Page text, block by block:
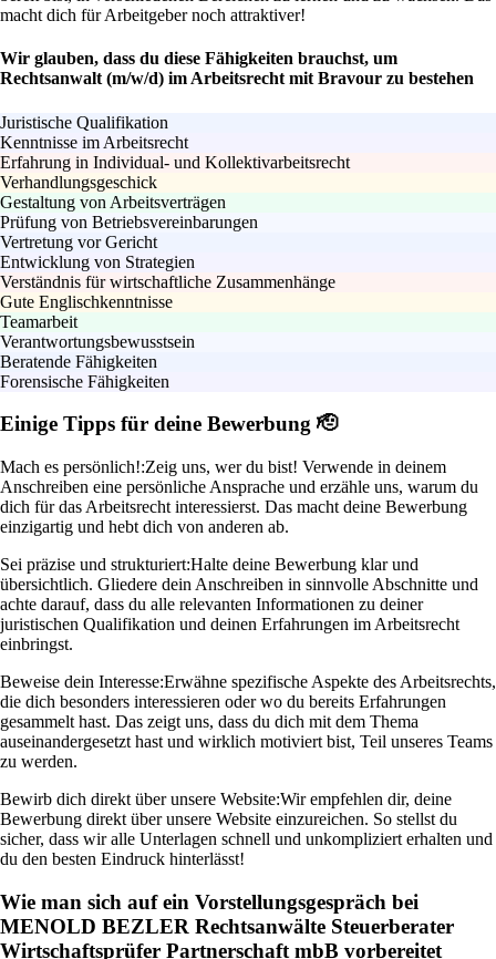
macht dich für Arbeitgeber noch attraktiver!
Wir glauben, dass du diese Fähigkeiten brauchst, um
Rechtsanwalt (m/w/d) im Arbeitsrecht mit Bravour zu bestehen
Juristische Qualifikation
Kenntnisse im Arbeitsrecht
Erfahrung in Individual- und Kollektivarbeitsrecht
Verhandlungsgeschick
Gestaltung von Arbeitsverträgen
Prüfung von Betriebsvereinbarungen
Vertretung vor Gericht
Entwicklung von Strategien
Verständnis für wirtschaftliche Zusammenhänge
Gute Englischkenntnisse
Teamarbeit
Verantwortungsbewusstsein
Beratende Fähigkeiten
Forensische Fähigkeiten
Einige Tipps für deine Bewerbung 🫡
Mach es persönlich!:Zeig uns, wer du bist! Verwende in deinem
Anschreiben eine persönliche Ansprache und erzähle uns, warum du
dich für das Arbeitsrecht interessierst. Das macht deine Bewerbung
einzigartig und hebt dich von anderen ab.
Sei präzise und strukturiert:Halte deine Bewerbung klar und
übersichtlich. Gliedere dein Anschreiben in sinnvolle Abschnitte und
achte darauf, dass du alle relevanten Informationen zu deiner
juristischen Qualifikation und deinen Erfahrungen im Arbeitsrecht
einbringst.
Beweise dein Interesse:Erwähne spezifische Aspekte des Arbeitsrechts,
die dich besonders interessieren oder wo du bereits Erfahrungen
gesammelt hast. Das zeigt uns, dass du dich mit dem Thema
auseinandergesetzt hast und wirklich motiviert bist, Teil unseres Teams
zu werden.
Bewirb dich direkt über unsere Website:Wir empfehlen dir, deine
Bewerbung direkt über unsere Website einzureichen. So stellst du
sicher, dass wir alle Unterlagen schnell und unkompliziert erhalten und
du den besten Eindruck hinterlässt!
Wie man sich auf ein Vorstellungsgespräch bei
MENOLD BEZLER Rechtsanwälte Steuerberater
Wirtschaftsprüfer Partnerschaft mbB vorbereitet